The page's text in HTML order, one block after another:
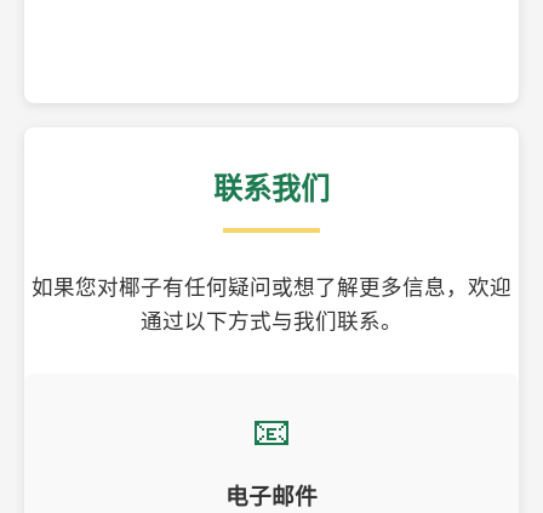
联系我们
如果您对椰子有任何疑问或想了解更多信息，欢迎
通过以下方式与我们联系。
📧
电子邮件